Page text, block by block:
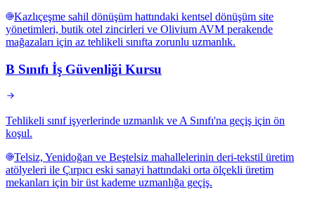
Kazlıçeşme sahil dönüşüm hattındaki kentsel dönüşüm site
yönetimleri, butik otel zincirleri ve Olivium AVM perakende
mağazaları için az tehlikeli sınıfta zorunlu uzmanlık.
B Sınıfı İş Güvenliği Kursu
Tehlikeli sınıf işyerlerinde uzmanlık ve A Sınıfı'na geçiş için ön
koşul.
Telsiz, Yenidoğan ve Beştelsiz mahallelerinin deri-tekstil üretim
atölyeleri ile Çırpıcı eski sanayi hattındaki orta ölçekli üretim
mekanları için bir üst kademe uzmanlığa geçiş.